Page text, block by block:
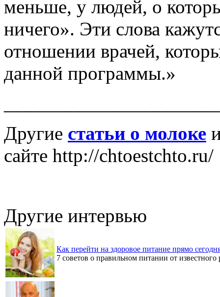
меньше, у людей, о
ничего». Эти слова
отношении врачей,
данной программы.»
Другие статьи о молоке
сайте http://chtoestchto.ru/
Другие интервью
Как перейти на здоровое питание прямо
7 советов о правильном питании от